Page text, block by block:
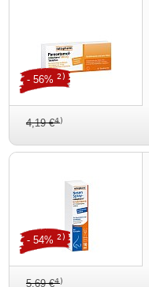
4,19 €4)
- 56% 2)
5,69 €4)
- 54% 2)